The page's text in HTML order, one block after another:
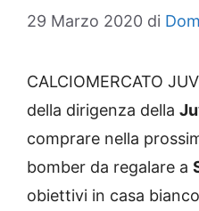
29 Marzo 2020 di
CALCIOMERCATO
della dirigenza della
comprare nella
bomber da regalare a
obiettivi in casa